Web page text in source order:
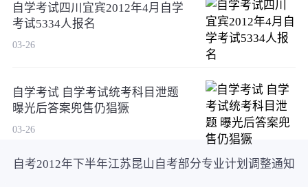
自学考试四川宜宾2012年4月自学
考试5334人报名
03-26
自学考试 自学考试统考科目泄题
曝光后答案兜售仍猖獗
03-26
自考2012年下半年江苏昆山自考部分专业计划调整通知